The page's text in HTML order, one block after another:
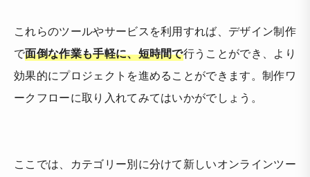
これらのツールやサービスを利用すれば、デザイン制作
で面倒な作業も手軽に、短時間で行うことができ、より
効果的にプロジェクトを進めることができます。制作ワ
ークフローに取り入れてみてはいかがでしょう。
ここでは、カテゴリー別に分けて新しいオンラインツー